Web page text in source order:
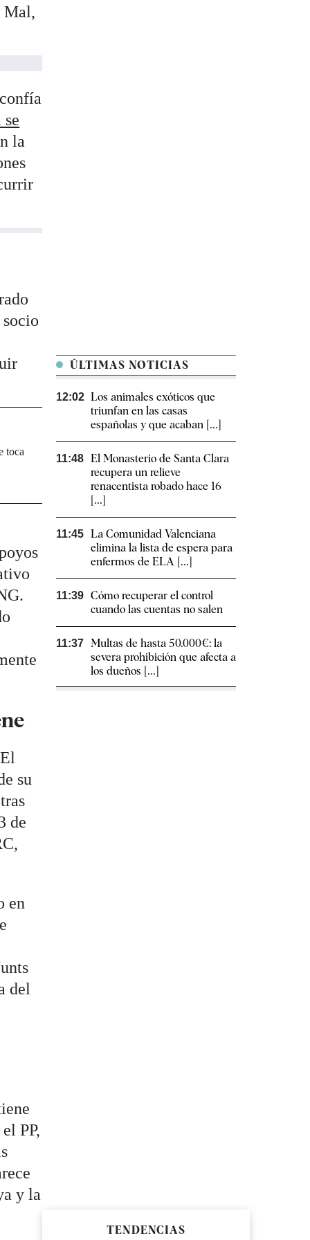
Mal,
se
la
toca
su
de
en
del
PP,
y la
ÚLTIMAS NOTICIAS
12:02 Los animales exóticos que
triunfan en las casas
españolas y que acaban [...]
11:48 El Monasterio de Santa Clara
recupera un relieve
renacentista robado hace 16
[...]
11:45 La Comunidad Valenciana
elimina la lista de espera para
enfermos de ELA [...]
11:39 Cómo recuperar el control
cuando las cuentas no salen
11:37 Multas de hasta 50.000€: la
severa prohibición que afecta a
los dueños [...]
TENDENCIAS